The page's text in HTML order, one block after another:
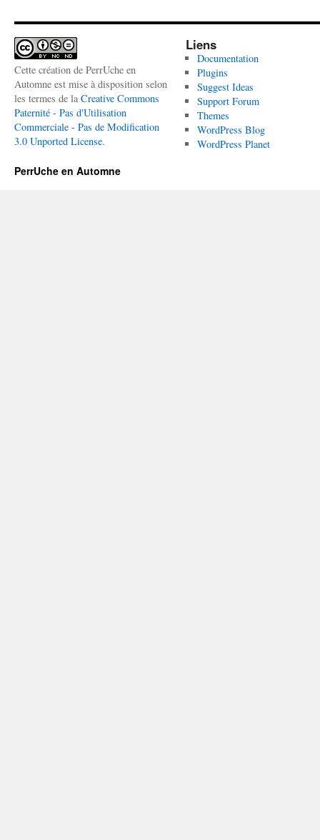
Cette création de PerrUche en
Automne est mise à disposition selon
les termes de la Creative Commons
Paternité - Pas d'Utilisation
Commerciale - Pas de Modification
3.0 Unported License.
Liens
Documentation
Plugins
Suggest Ideas
Support Forum
Themes
WordPress Blog
WordPress Planet
PerrUche en Automne